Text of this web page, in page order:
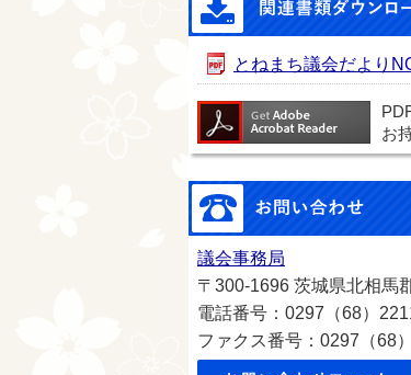
とねまち議会だより
お
議会事務局
〒300-1696 茨城県北相馬
電話番号：0297（68）
ファクス番号：0297（68